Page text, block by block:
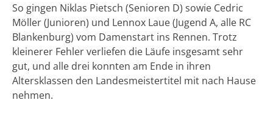
So gingen Niklas Pietsch (Senioren D) sowie Cedric
Möller (Junioren) und Lennox Laue (Jugend A, alle RC
Blankenburg) vom Damenstart ins Rennen. Trotz
kleinerer Fehler verliefen die Läufe insgesamt sehr
gut, und alle drei konnten am Ende in ihren
Altersklassen den Landesmeistertitel mit nach Hause
nehmen.